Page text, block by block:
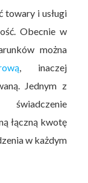
towary i usługi
Obecnie w
można
, inaczej
Jednym z
łączną kwotę
w każdym